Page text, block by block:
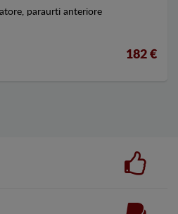
paraurti anteriore
182 €